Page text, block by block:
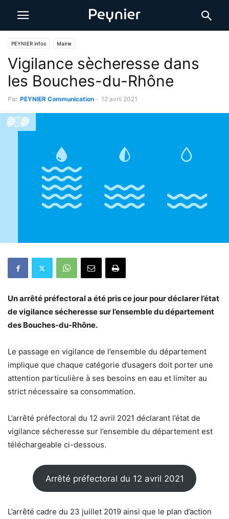
PEYNIER infos Mairie
Vigilance sècheresse dans
les Bouches-du-Rhône
Par PEYNIER Communication - 12 avril 2021
Un arrêté préfectoral a été pris ce jour pour déclarer l’état
de vigilance sécheresse sur l’ensemble du département
des Bouches-du-Rhône.
Le passage en vigilance de l’ensemble du département
implique que chaque catégorie d’usagers doit porter une
attention particulière à ses besoins en eau et limiter au
strict nécessaire sa consommation.
L’arrêté préfectoral du 12 avril 2021 déclarant l’état de
vigilance sécheresse sur l’ensemble du département est
téléchargeable ci-dessous.
Arrêté préfectoral du 12 avril 2021
L’arrêté cadre du 23 juillet 2019 ainsi que le plan d’action